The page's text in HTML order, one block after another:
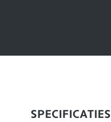
SPECIFICATIES